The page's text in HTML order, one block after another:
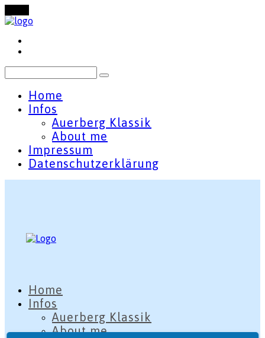
Home
Infos
Auerberg Klassik
About me
Impressum
Datenschutzerklärung
Home
Infos
Auerberg Klassik
About me